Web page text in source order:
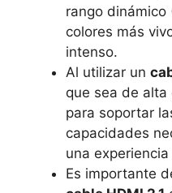
rango dinámico
colores más
intenso.
Al utilizar un
que sea de
para soportar
capacidades
una
Es importante